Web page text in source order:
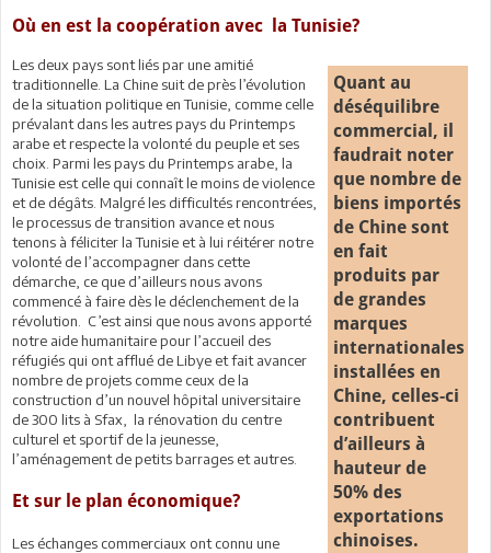
Où en est la coopération avec la Tunisie?
Quant au
déséquilibre
commercial, il
faudrait noter
que nombre de
biens importés
de Chine sont
en fait
produits par
de grandes
marques
internationales
installées en
Chine, celles-ci
contribuent
d’ailleurs à
hauteur de
50% des
exportations
chinoises.
Les deux pays sont liés par une amitié
traditionnelle. La Chine suit de près l’évolution
de la situation politique en Tunisie, comme celle
prévalant dans les autres pays du Printemps
arabe et respecte la volonté du peuple et ses
choix. Parmi les pays du Printemps arabe, la
Tunisie est celle qui connaît le moins de violence
et de dégâts. Malgré les difficultés rencontrées,
le processus de transition avance et nous
tenons à féliciter la Tunisie et à lui réitérer notre
volonté de l’accompagner dans cette
démarche, ce que d’ailleurs nous avons
commencé à faire dès le déclenchement de la
révolution. C’est ainsi que nous avons apporté
notre aide humanitaire pour l’accueil des
réfugiés qui ont afflué de Libye et fait avancer
nombre de projets comme ceux de la
construction d’un nouvel hôpital universitaire
de 300 lits à Sfax, la rénovation du centre
culturel et sportif de la jeunesse,
l’aménagement de petits barrages et autres.
Et sur le plan économique?
Les échanges commerciaux ont connu une